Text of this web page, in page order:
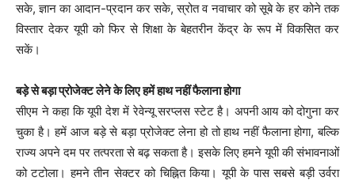
सके, ज्ञान का आदान-प्रदान कर सके, स्रोत व नवाचार को सूबे के हर कोने तक
विस्तार देकर यूपी को फिर से शिक्षा के बेहतरीन केंद्र के रूप में विकसित कर
सकें।
बड़े से बड़ा प्रोजेक्ट लेने के लिए हमें हाथ नहीं फैलाना होगा
सीएम ने कहा कि यूपी देश में रेवेन्यू सरप्लस स्टेट है। अपनी आय को दोगुना कर
चुका है। हमें आज बड़े से बड़ा प्रोजेक्ट लेना हो तो हाथ नहीं फैलाना होगा, बल्कि
राज्य अपने दम पर तत्परता से बढ़ सकता है। इसके लिए हमने यूपी की संभावनाओं
को टटोला। हमने तीन सेक्टर को चिह्नित किया। यूपी के पास सबसे बड़ी उर्वरा